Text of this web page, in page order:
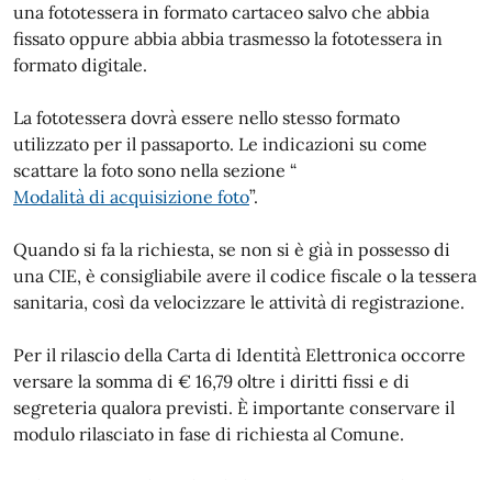
una fototessera in formato cartaceo salvo che abbia
fissato oppure abbia abbia trasmesso la fototessera in
formato digitale.
La fototessera dovrà essere nello stesso formato
utilizzato per il passaporto. Le indicazioni su come
scattare la foto sono nella sezione “
Modalità di acquisizione foto”.
Quando si fa la richiesta, se non si è già in possesso di
una CIE, è consigliabile avere il codice fiscale o la tessera
sanitaria, così da velocizzare le attività di registrazione.
Per il rilascio della Carta di Identità Elettronica occorre
versare la somma di € 16,79 oltre i diritti fissi e di
segreteria qualora previsti. È importante conservare il
modulo rilasciato in fase di richiesta al Comune.